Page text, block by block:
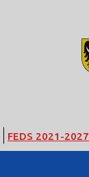
FEDS 2021-2027